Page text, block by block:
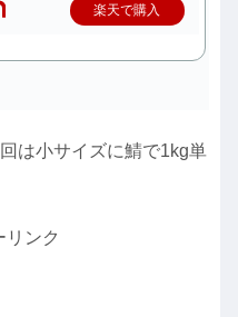
楽天で購入
は小サイズに鯖で1kg単
リンク